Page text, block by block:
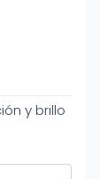
y brillo